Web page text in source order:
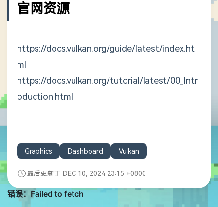
官网资源
https://docs.vulkan.org/guide/latest/index.ht
ml
https://docs.vulkan.org/tutorial/latest/00_Intr
oduction.html
Graphics Dashboard Vulkan
最后更新于 DEC 10, 2024 23:15 +0800